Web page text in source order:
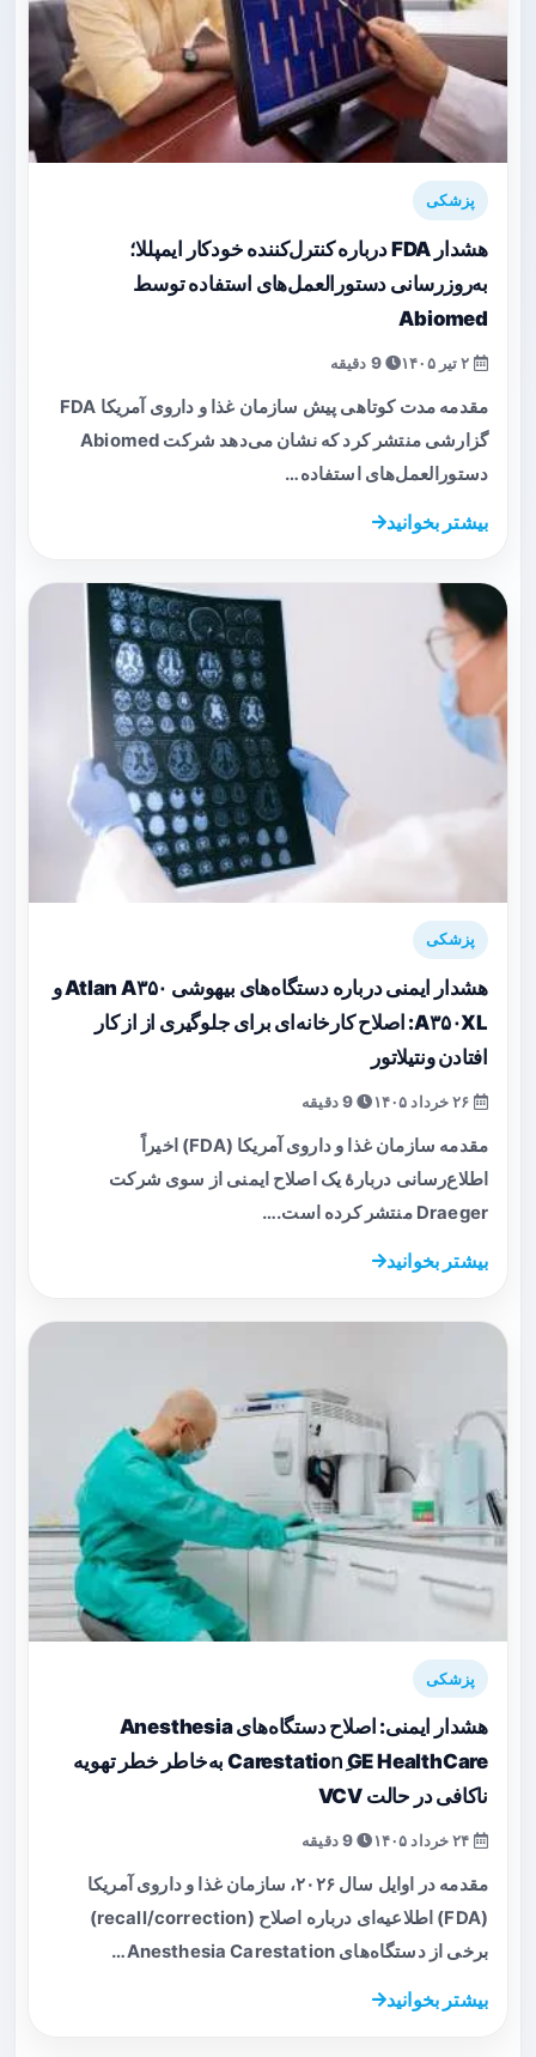
پزشکی
هشدار FDA درباره کنترل‌کننده خودکار ایمپللا؛
به‌روزرسانی دستورالعمل‌های استفاده توسط
Abiomed
9 دقیقه
مقدمه مدت کوتاهی پیش سازمان غذا و داروی آمریکا FDA
گزارشی منتشر کرد که نشان می‌دهد شرکت Abiomed
دستورالعمل‌های استفاده…
بیشتر بخوانید
پزشکی
هشدار ایمنی درباره دستگاه‌های بیهوشی Atlan A۳۵۰ و
A۳۵۰XL: اصلاح کارخانه‌ای برای جلوگیری از از کار
افتادن ونتیلاتور
9 دقیقه
مقدمه سازمان غذا و داروی آمریکا (FDA) اخیراً
اطلاع‌رسانی دربارهٔ یک اصلاح ایمنی از سوی شرکت
Draeger منتشر کرده است.…
بیشتر بخوانید
پزشکی
هشدار ایمنی: اصلاح دستگاه‌های Anesthesia
Carestationِ GE HealthCare به‌خاطر خطر تهویه
ناکافی در حالت VCV
9 دقیقه
مقدمه در اوایل سال ۲۰۲۶، سازمان غذا و داروی آمریکا
(FDA) اطلاعیه‌ای درباره اصلاح (recall/correction)
برخی از دستگاه‌های Anesthesia Carestation…
بیشتر بخوانید